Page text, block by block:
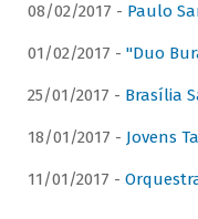
08/02/2017 - Paulo
01/02/2017 - "Duo
25/01/2017 - Brasília
18/01/2017 - Jovens
11/01/2017 -